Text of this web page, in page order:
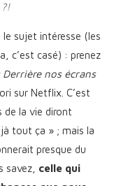
sujet intéresse (les
c’est casé) : prenez
Derrière nos écrans
sur Netflix. C’est
de la vie diront
tout ça » ; mais la
presque du
savez, celle qui